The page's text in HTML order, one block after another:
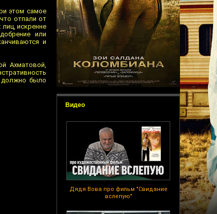
Видео
Дядя Вова про фильм "Свидание
вслепую"
этом самое
отпали от
искренне
или
и
Ахматовой,
должно было